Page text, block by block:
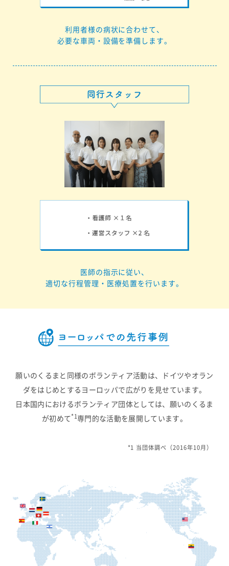
利用者様の病状に合わせて、
必要な車両・設備を準備します。
医師の指示に従い、
適切な行程管理・医療処置を行います。
願いのくるまと同様のボランティア活動は、ドイツやオラン
ダをはじめとするヨーロッパで広がりを見せています。
日本国内におけるボランティア団体としては、願いのくるま
が初めて*1専門的な活動を展開しています。
*1 当団体調べ（2016年10月）